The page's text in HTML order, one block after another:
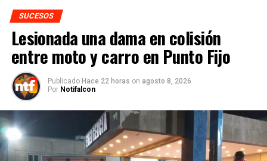
SUCESOS
Lesionada una dama en colisión
entre moto y carro en Punto Fijo
Publicado Hace 22 horas on agosto 8, 2026
Por Notifalcon